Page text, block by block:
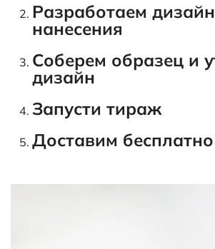
Разработаем
нанесения
Соберем образец и
дизайн
Запусти тираж
Доставим бесплатно